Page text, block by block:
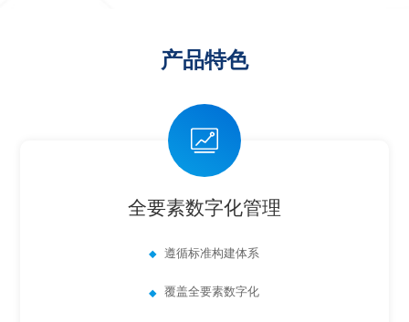
产品特色
全要素数字化管理
遵循标准构建体系
覆盖全要素数字化